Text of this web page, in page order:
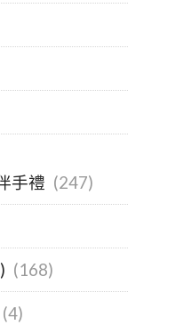
手禮 (247)
(168)
(4)